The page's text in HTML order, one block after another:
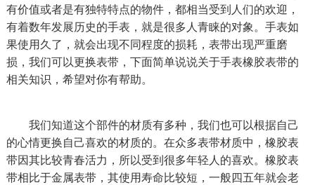
有价值或者是有独特特点的物件，都相当受到人们的欢迎，
有着数年发展历史的手表，就是很多人青睐的对象。手表如
果使用久了，就会出现不同程度的损耗，表带出现严重磨
损，我们可以更换表带，下面简单说说关于手表橡胶表带的
相关知识，希望对你有帮助。
我们知道这个部件的材质有多种，我们也可以根据自己
的心情更换自己喜欢的材质的。在众多表带材质中，橡胶表
带因其比较青春活力，所以受到很多年轻人的喜欢。橡胶表
带相比于金属表带，其使用寿命比较短，一般四五年就会老